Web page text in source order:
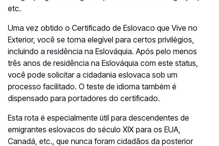
etc.
Uma vez obtido o Certificado de Eslovaco que Vive no
Exterior, você se torna elegível para certos privilégios,
incluindo a residência na Eslováquia. Após pelo menos
três anos de residência na Eslováquia com este status,
você pode solicitar a cidadania eslovaca sob um
processo facilitado. O teste de idioma também é
dispensado para portadores do certificado.
Esta rota é especialmente útil para descendentes de
emigrantes eslovacos do século XIX para os EUA,
Canadá, etc., que nunca foram cidadãos da posterior